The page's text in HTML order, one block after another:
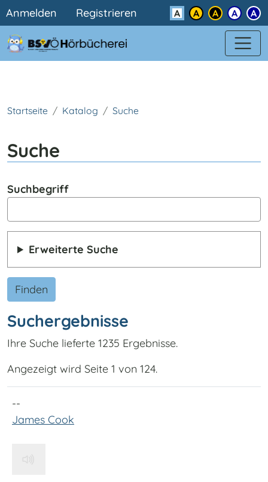
Direkt zum Inhalt
Benutzermenü
Anmelden Registrieren Kontrast
Startseite Katalog Suche
Suche
Suchbegriff
Erweiterte Suche
Finden
Suchergebnisse
Ihre Suche lieferte 1235 Ergebnisse.
Angezeigt wird Seite 1 von 124.
--
James Cook